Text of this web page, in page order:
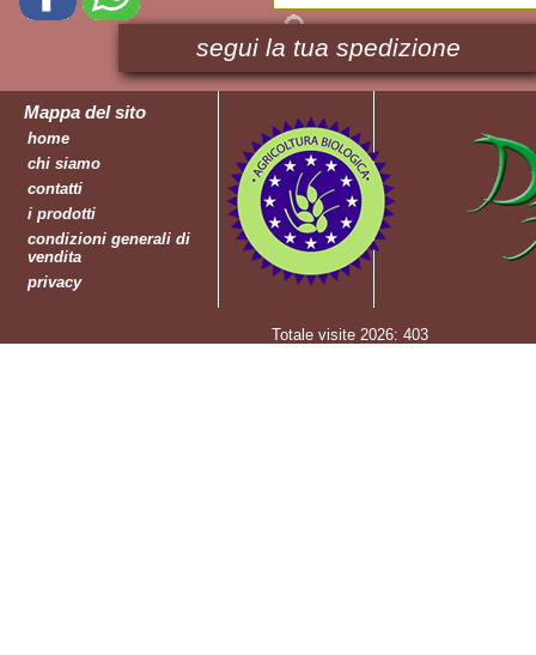
segui la tua spedizione
Mappa del sito
home
chi siamo
contatti
i prodotti
condizioni generali di
vendita
privacy
Totale visite 2026: 403